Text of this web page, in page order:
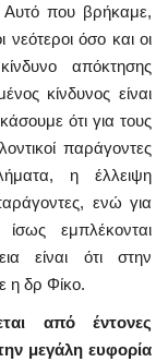
Αυτό που βρήκαμε,
νεότεροι όσο και οι
απόκτησης
κίνδυνος είναι
ότι για τους
παράγοντες
η έλλειψη
ενώ για
εμπλέκονται
είναι ότι στην
η δρ Φίκο.
από έντονες
μεγάλη ευφορία